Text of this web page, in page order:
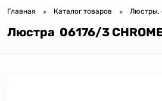
Главная • Каталог товаров • Люстры,
Люстра 06176/3